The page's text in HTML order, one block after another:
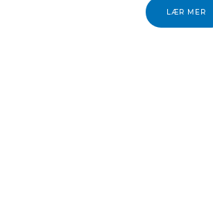
LÆR MER